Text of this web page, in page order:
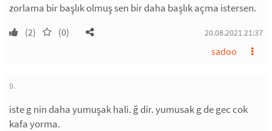
zorlama bir başlık olmuş sen bir daha başlık açma istersen.
(2) (0) 20.08.2021 21:37
sadoo
9.
iste g nin daha yumuşak hali. ğ dir. yumusak g de gec cok
kafa yorma.